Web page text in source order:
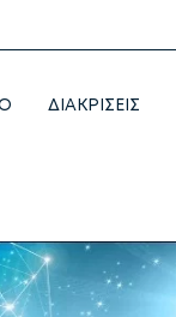
ΔΙΑΚΡΙΣΕΙΣ